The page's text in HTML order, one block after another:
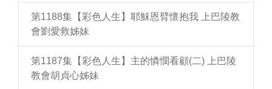
第1188集【彩色人生】耶穌恩臂懷抱我 上巴陵教
會劉愛救姊妹
第1187集【彩色人生】主的憐憫看顧(二) 上巴陵
教會胡貞心姊妹